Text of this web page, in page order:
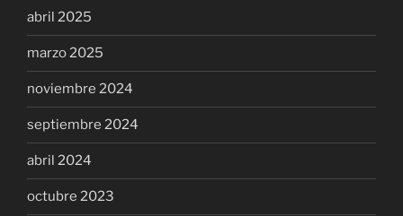
abril 2025
marzo 2025
noviembre 2024
septiembre 2024
abril 2024
octubre 2023